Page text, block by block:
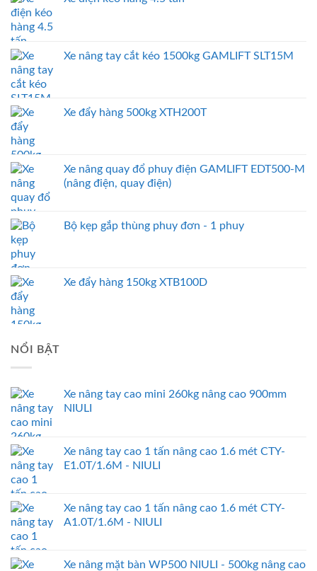
Xe nâng tay cắt kéo 1500kg GAMLIFT SLT15M
Xe đẩy hàng 500kg XTH200T
Xe nâng quay đổ phuy điện GAMLIFT EDT500-M
(nâng điện, quay điện)
Bộ kẹp gắp thùng phuy đơn - 1 phuy
Xe đẩy hàng 150kg XTB100D
NỔI BẬT
Xe nâng tay cao mini 260kg nâng cao 900mm
NIULI
Xe nâng tay cao 1 tấn nâng cao 1.6 mét CTY-
E1.0T/1.6M - NIULI
Xe nâng tay cao 1 tấn nâng cao 1.6 mét CTY-
A1.0T/1.6M - NIULI
Xe nâng mặt bàn WP500 NIULI - 500kg nâng cao